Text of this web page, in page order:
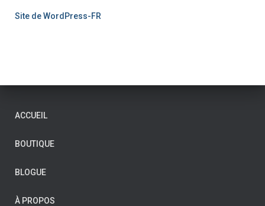
Site de WordPress-FR
ACCUEIL
BOUTIQUE
BLOGUE
À PROPOS